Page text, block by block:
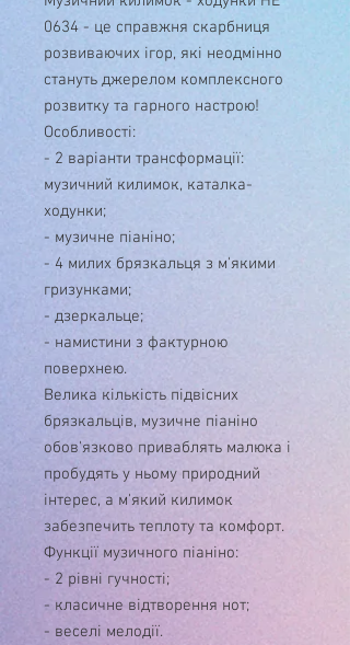
0634 - це справжня скарбниця
розвиваючих ігор, які неодмінно
стануть джерелом комплексного
розвитку та гарного настрою!
Особливості:
- 2 варіанти трансформації:
музичний килимок, каталка-
ходунки;
- музичне піаніно;
- 4 милих брязкальця з м'якими
гризунками;
- дзеркальце;
- намистини з фактурною
поверхнею.
Велика кількість підвісних
брязкальців, музичне піаніно
обов'язково приваблять малюка і
пробудять у ньому природний
інтерес, а м'який килимок
забезпечить теплоту та комфорт.
Функції музичного піаніно:
- 2 рівні гучності;
- класичне відтворення нот;
- веселі мелодії.